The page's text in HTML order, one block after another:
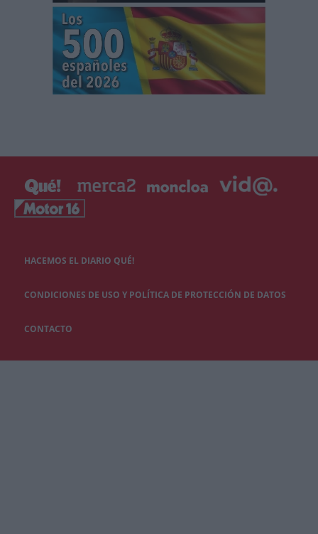
HACEMOS EL DIARIO QUÉ!
CONDICIONES DE USO Y POLÍTICA DE PROTECCIÓN DE DATOS
CONTACTO